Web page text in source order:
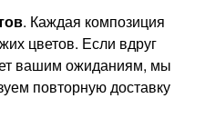
. Каждая композиция
цветов. Если вдруг
вашим ожиданиям, мы
повторную доставку